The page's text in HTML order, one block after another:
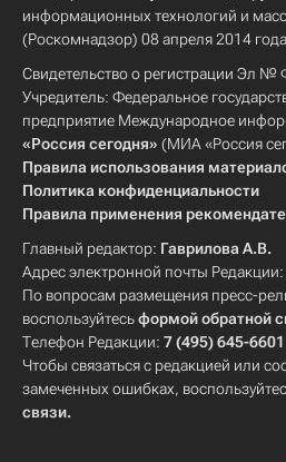
информационных технологий и
(Роскомнадзор) 08 апреля 2014
Свидетельство о регистрации Эл
Учредитель: Федеральное
предприятие Международное
«Россия сегодня» (МИА «Россия
Правила использования
Политика конфиденциальности
Правила применения
Главный редактор: Гаврилова А.В.
Адрес электронной почты Редакции:
По вопросам размещения пресс-
воспользуйтесьформой обратной
Телефон Редакции: 7 (495) 645-6601
Чтобы связаться с редакцией или
замеченных ошибках,
связи.